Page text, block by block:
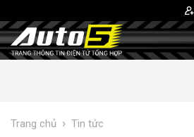
Trang chủ › Tin tức